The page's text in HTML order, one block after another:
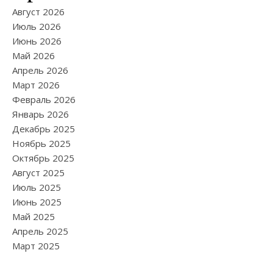
Август 2026
Июль 2026
Июнь 2026
Май 2026
Апрель 2026
Март 2026
Февраль 2026
Январь 2026
Декабрь 2025
Ноябрь 2025
Октябрь 2025
Август 2025
Июль 2025
Июнь 2025
Май 2025
Апрель 2025
Март 2025